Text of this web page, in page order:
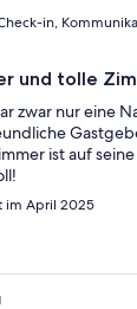
in,
und tolle
zwar nur eine
ist auf
im April 2025